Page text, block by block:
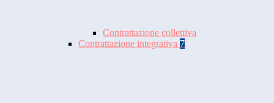
Contrattazione collettiva
Contrattazione integrativa 7